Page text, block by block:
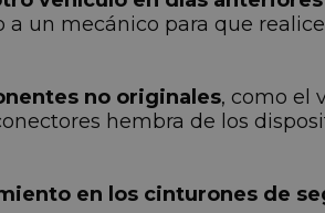
un mecánico para que
no originales, como el
hembra de los
en los cinturones de